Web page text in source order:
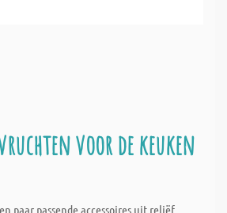
voor de keuken
paar passende accessoires uit reliëf